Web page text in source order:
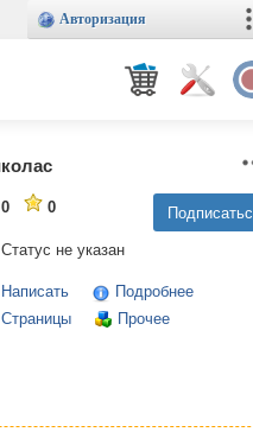
Авторизация
0 0
Статус не указан
Написать
Подробнее
Страницы
Прочее